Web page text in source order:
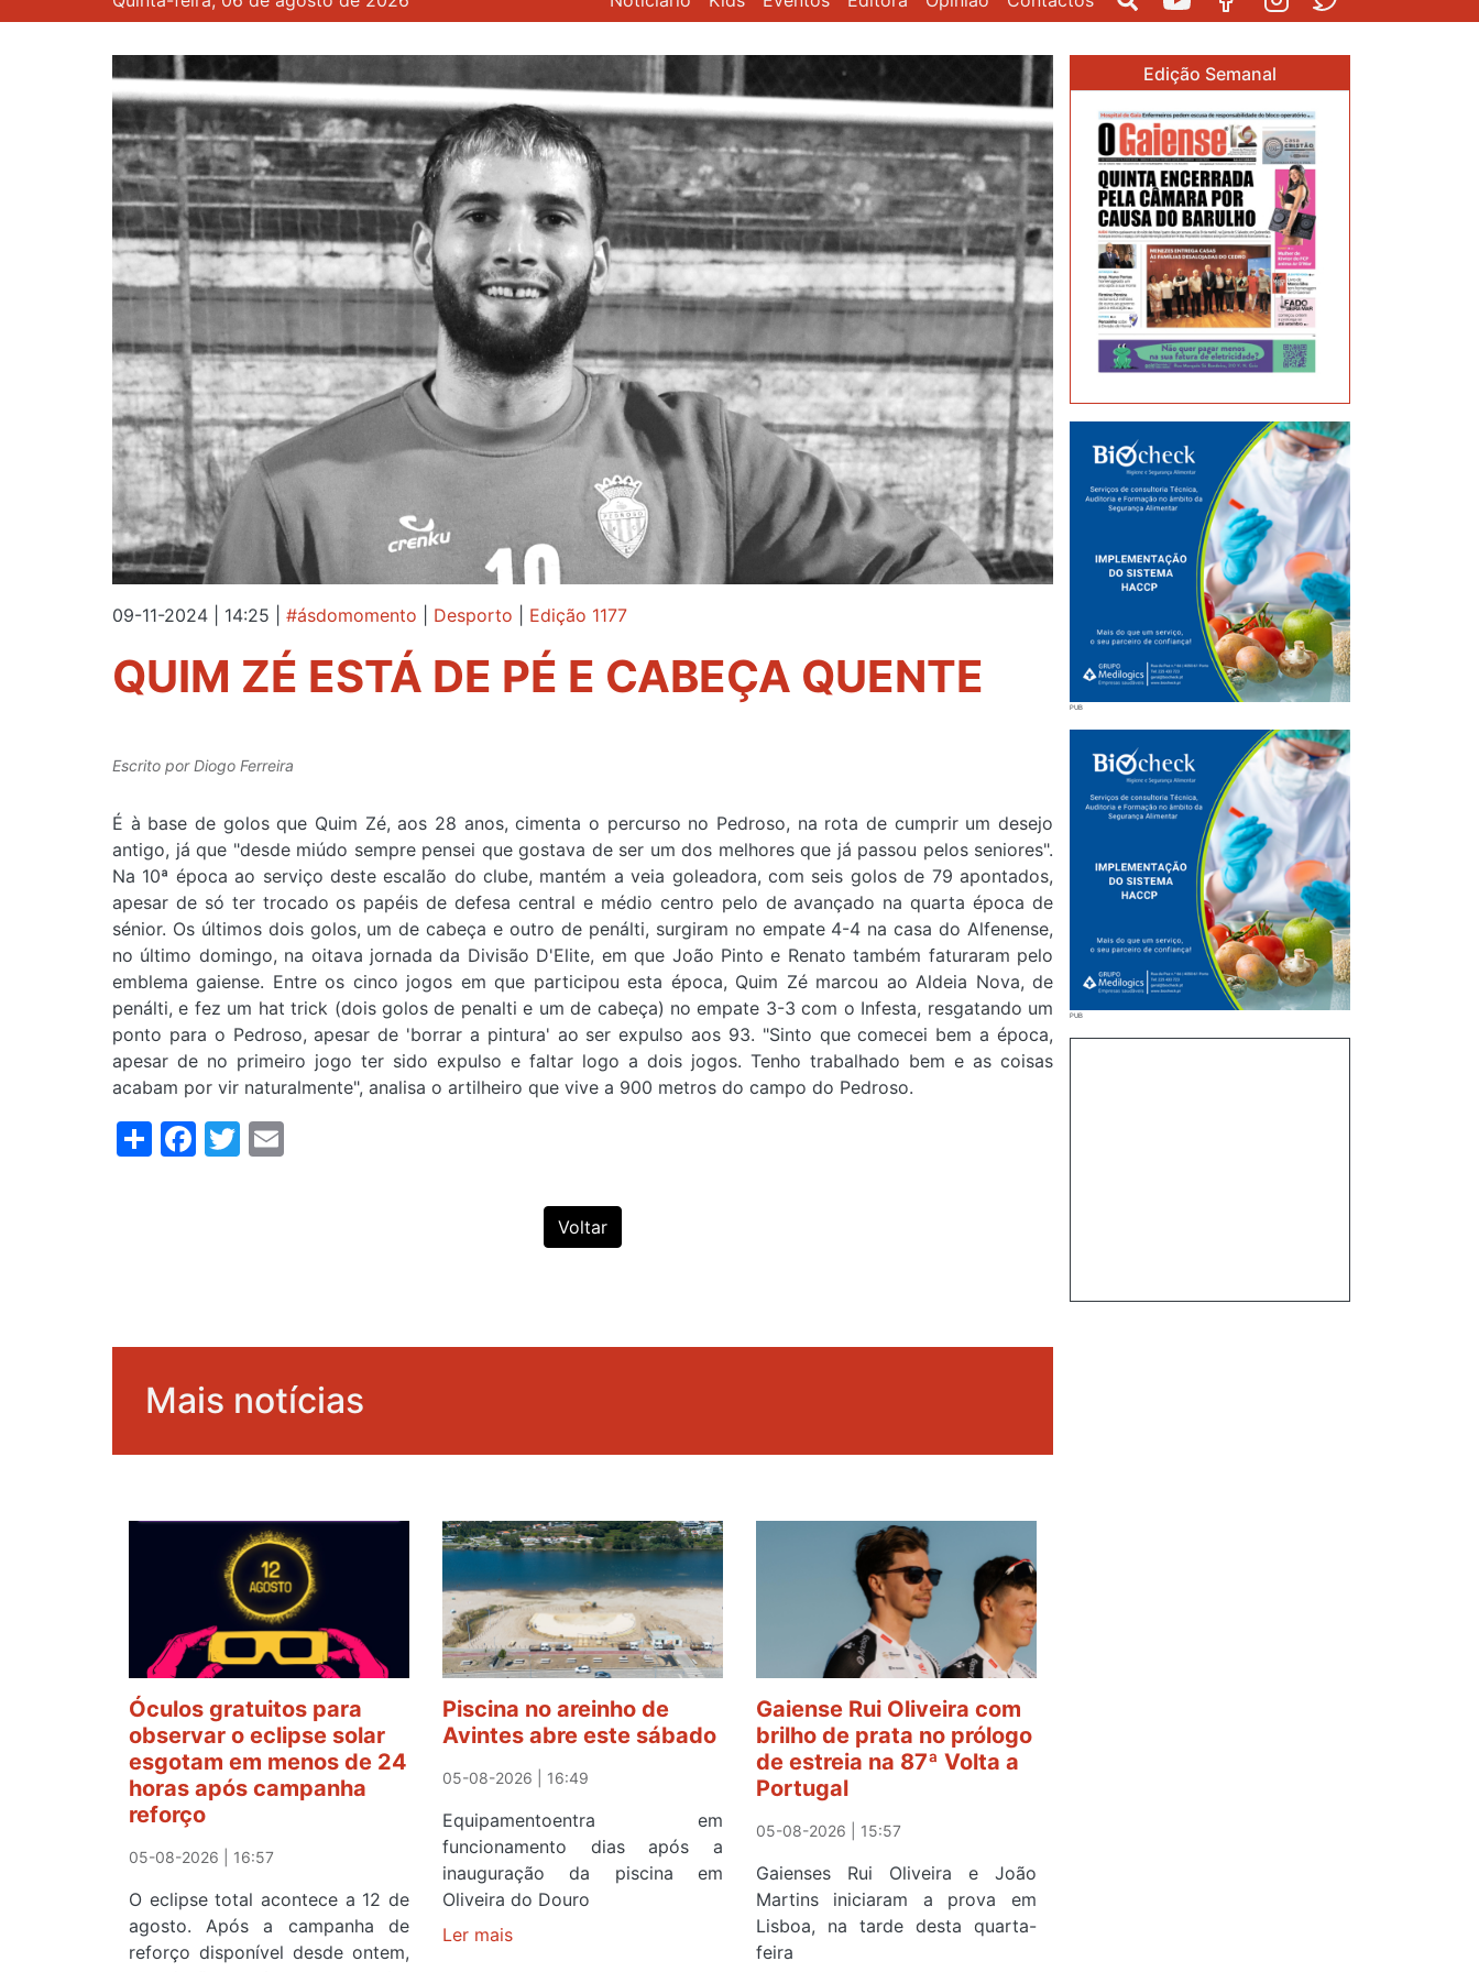
09-11-2024 | 14:25 #ásdomomento Desporto Edição 1177
QUIM ZÉ ESTÁ DE PÉ E CABEÇA QUENTE
Escrito porDiogo Ferreira
É à base de golos que Quim Zé, aos 28 anos, cimenta o percurso no Pedroso, na rota de cumprir um desejo
antigo, já que "desde miúdo sempre pensei que gostava de ser um dos melhores que já passou pelos seniores".
Na 10ª época ao serviço deste escalão do clube, mantém a veia goleadora, com seis golos de 79 apontados,
apesar de só ter trocado os papéis de defesa central e médio centro pelo de avançado na quarta época de
sénior. Os últimos dois golos, um de cabeça e outro de penálti, surgiram no empate 4-4 na casa do Alfenense,
no último domingo, na oitava jornada da Divisão D'Elite, em que João Pinto e Renato também faturaram pelo
emblema gaiense. Entre os cinco jogos em que participou esta época, Quim Zé marcou ao Aldeia Nova, de
penálti, e fez um hat trick (dois golos de penalti e um de cabeça) no empate 3-3 com o Infesta, resgatando um
ponto para o Pedroso, apesar de 'borrar a pintura' ao ser expulso aos 93. "Sinto que comecei bem a época,
apesar de no primeiro jogo ter sido expulso e faltar logo a dois jogos. Tenho trabalhado bem e as coisas
acabam por vir naturalmente", analisa o artilheiro que vive a 900 metros do campo do Pedroso.
ShareFacebook
Twitter
Voltar
Mais notícias
Óculos gratuitos para
observar o eclipse solar
esgotam em menos de 24
horas após campanha
reforço
05-08-2026 | 16:57
O eclipse total acontece a 12 de
agosto. Após a campanha de
reforço disponível desde ontem,
Piscina no areinho de
Avintes abre este sábado
05-08-2026 | 16:49
Equipamentoentra em
funcionamento dias após a
inauguração da piscina em
Oliveira do Douro
Ler maissobre
Gaiense Rui Oliveira com
brilho de prata no prólogo
de estreia na 87ª Volta a
Portugal
05-08-2026 | 15:57
Gaienses Rui Oliveira e João
Martins iniciaram a prova em
Lisboa, na tarde desta quarta-
feira
Edição Semanal